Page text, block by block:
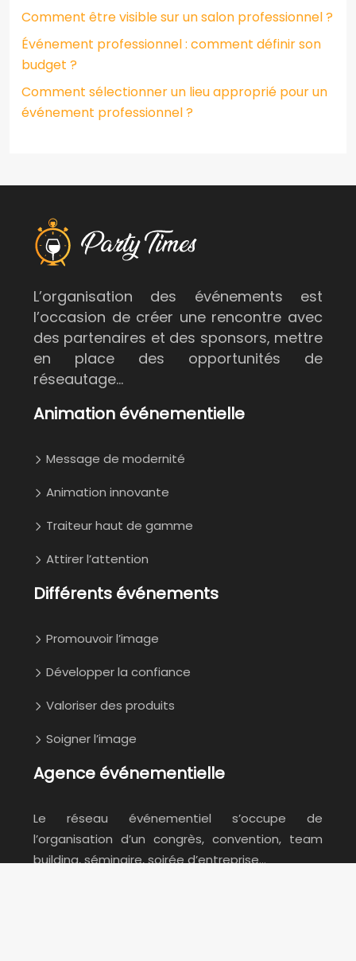
Comment être visible sur un salon professionnel ?
Événement professionnel : comment définir son
budget ?
Comment sélectionner un lieu approprié pour un
événement professionnel ?
L’organisation des événements est
l’occasion de créer une rencontre avec
des partenaires et des sponsors, mettre
en place des opportunités de
réseautage…
Animation événementielle
Message de modernité
Animation innovante
Traiteur haut de gamme
Attirer l’attention
Différents événements
Promouvoir l’image
Développer la confiance
Valoriser des produits
Soigner l’image
Agence événementielle
Le réseau événementiel s’occupe de
l’organisation d’un congrès, convention, team
building, séminaire, soirée d’entreprise…